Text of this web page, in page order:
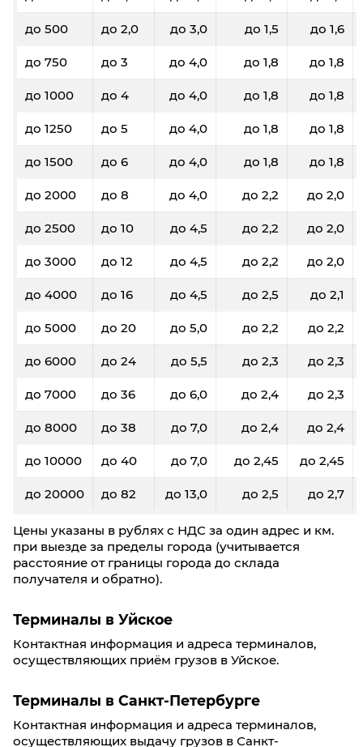
до 500 до 2,0 до 3,0 до 1,5 до 1,6
до 750 до 3 до 4,0 до 1,8 до 1,8
до 1000 до 4 до 4,0 до 1,8 до 1,8
до 1250 до 5 до 4,0 до 1,8 до 1,8
до 1500 до 6 до 4,0 до 1,8 до 1,8
до 2000 до 8 до 4,0 до 2,2 до 2,0
до 2500 до 10 до 4,5 до 2,2 до 2,0
до 3000 до 12 до 4,5 до 2,2 до 2,0
до 4000 до 16 до 4,5 до 2,5 до 2,1
до 5000 до 20 до 5,0 до 2,2 до 2,2
до 6000 до 24 до 5,5 до 2,3 до 2,3
до 7000 до 36 до 6,0 до 2,4 до 2,3
до 8000 до 38 до 7,0 до 2,4 до 2,4
до 10000 до 40 до 7,0 до 2,45 до 2,45
до 20000 до 82 до 13,0 до 2,5 до 2,7
Цены указаны в рублях с НДС за один адрес и км.
при выезде за пределы города (учитывается
расстояние от границы города до склада
получателя и обратно).
Терминалы в Уйское
Контактная информация и адреса терминалов,
осуществляющих приём грузов в Уйское.
Терминалы в Санкт-Петербурге
Контактная информация и адреса терминалов,
осуществляющих выдачу грузов в Санкт-